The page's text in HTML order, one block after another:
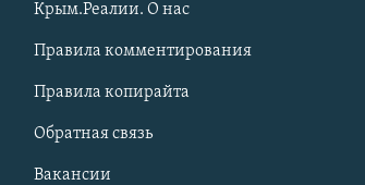
Крым.Реалии. О нас
Правила комментирования
Правила копирайта
Обратная связь
Вакансии